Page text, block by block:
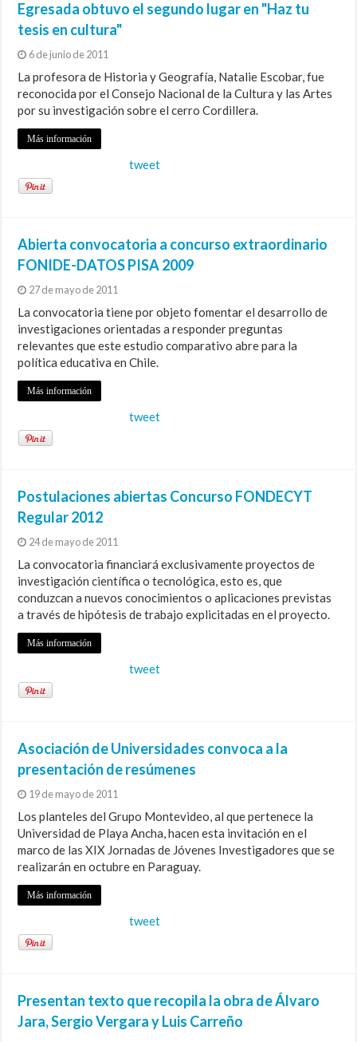
Egresada obtuvo el segundo lugar en "Haz tu
tesis en cultura"
6 de junio de 2011
La profesora de Historia y Geografía, Natalie Escobar, fue
reconocida por el Consejo Nacional de la Cultura y las Artes
por su investigación sobre el cerro Cordillera.
Más información
tweet
Abierta convocatoria a concurso extraordinario
FONIDE-DATOS PISA 2009
27 de mayo de 2011
La convocatoria tiene por objeto fomentar el desarrollo de
investigaciones orientadas a responder preguntas
relevantes que este estudio comparativo abre para la
política educativa en Chile.
Más información
tweet
Postulaciones abiertas Concurso FONDECYT
Regular 2012
24 de mayo de 2011
La convocatoria financiará exclusivamente proyectos de
investigación científica o tecnológica, esto es, que
conduzcan a nuevos conocimientos o aplicaciones previstas
a través de hipótesis de trabajo explicitadas en el proyecto.
Más información
tweet
Asociación de Universidades convoca a la
presentación de resúmenes
19 de mayo de 2011
Los planteles del Grupo Montevideo, al que pertenece la
Universidad de Playa Ancha, hacen esta invitación en el
marco de las XIX Jornadas de Jóvenes Investigadores que se
realizarán en octubre en Paraguay.
Más información
tweet
Presentan texto que recopila la obra de Álvaro
Jara, Sergio Vergara y Luis Carreño